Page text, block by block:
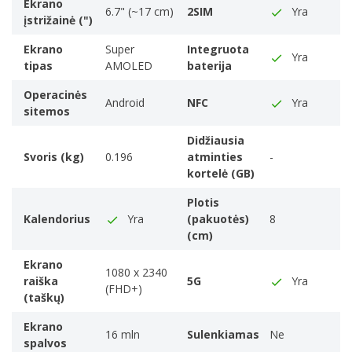
A family of processors is a group of processors
produced by one company over a short period of time
e.g. Intel Pentium processors.
Samsung Exynos
The model number for the processor in a computer.
The number of central processing units ('cores') in a
processor. Some processors have 1 core
Procesoriaus padidintas dažnis
The turbo boost is an automatic
2,75 GHz
Laikmenos
RAM talpa
6 GB
Vidinės saugyklos talpa
Ekrano
įstrižainė (")
6.7" (~17 cm) 2SIM Yra
Ekrano
tipas
Super
AMOLED
Integruota
baterija
Yra
Operacinės
sitemos
Android NFC Yra
Svoris (kg) 0.196
Didžiausia
atminties
kortelė (GB)
-
Kalendorius Yra
Plotis
(pakuotės)
(cm)
8
Ekrano
raiška
(taškų)
1080 x 2340
(FHD+)
5G Yra
Ekrano
spalvos
16 mln Sulenkiamas Ne